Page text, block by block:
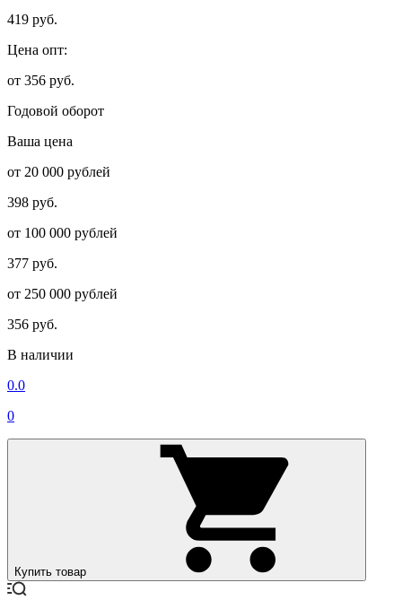
419 руб.
Цена опт:
от 356 руб.
Годовой оборот
Ваша цена
от 20 000 рублей
398 руб.
от 100 000 рублей
377 руб.
от 250 000 рублей
356 руб.
В наличии
0.0
0
Купить товар